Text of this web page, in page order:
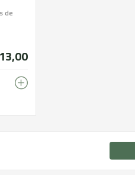
de
13,00